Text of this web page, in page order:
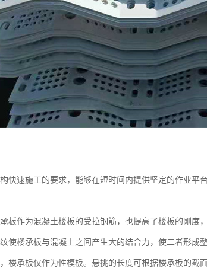
快速施工的要求，能够在短时间内提供坚定的作业
板作为混凝土楼板的受拉钢筋，也提高了楼板的刚度
使楼承板与混凝土之间产生大的结合力，使二者形成
楼承板仅作为性模板。悬挑的长度可根据楼承板的截